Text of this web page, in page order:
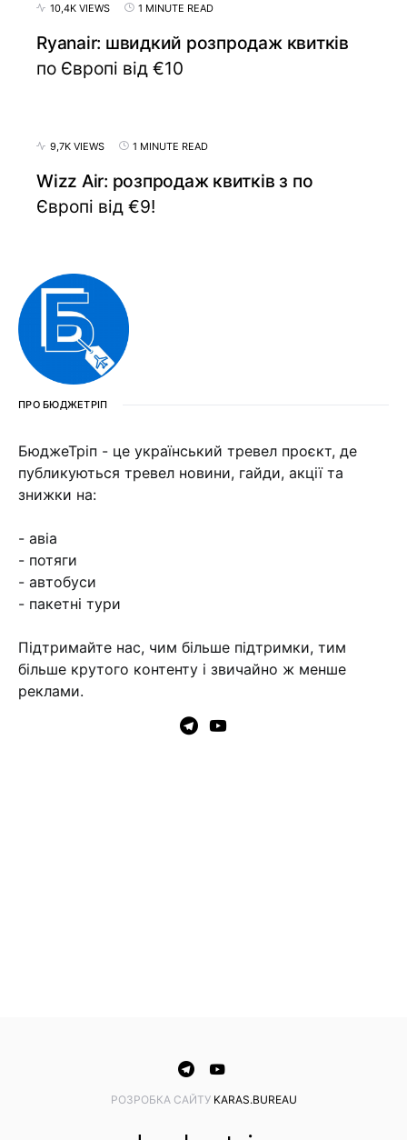
10,4K VIEWS 1 MINUTE READ
Ryanair: швидкий розпродаж квитків
по Європі від €10
9,7K VIEWS 1 MINUTE READ
Wizz Air: розпродаж квитків з по
Європі від €9!
ПРО БЮДЖЕТРІП
БюджеТріп - це український тревел проєкт, де
публикуються тревел новини, гайди, акції та
знижки на:
- авіа
- потяги
- автобуси
- пакетні тури
Підтримайте нас, чим більше підтримки, тим
більше крутого контенту і звичайно ж менше
реклами.
PОЗРОБКА САЙТУ KARAS.BUREAU